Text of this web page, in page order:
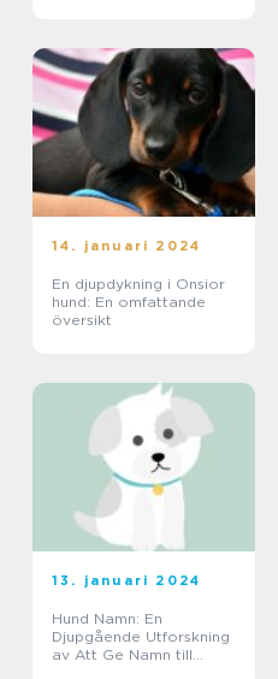
14. januari 2024
En djupdykning i Onsior
hund: En omfattande
översikt
13. januari 2024
Hund Namn: En
Djupgående Utforskning
av Att Ge Namn till